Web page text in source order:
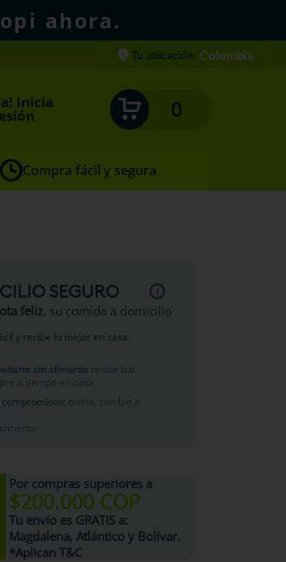
ahora.
Tu ubicación: Colombia
Inicia 0
Compra fácil y segura
SEGURO
feliz, su comida a domicilio
y recibe lo mejor en casa
sin alimentorecibe tus
a tiempo en casa
compromisos: omita, cambie o
Por compras superiores a
$200.000 COP
Tu envío es GRATISa:
Magdalena, Atlántico y Bolívar.
*Aplican T&C